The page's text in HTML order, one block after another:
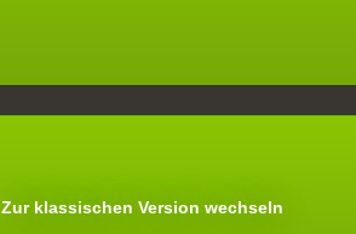
Zur klassischen Version wechseln